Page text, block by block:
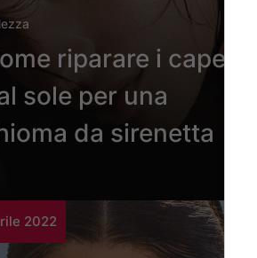
riparare i capelli
sole per una
da sirenetta
2022